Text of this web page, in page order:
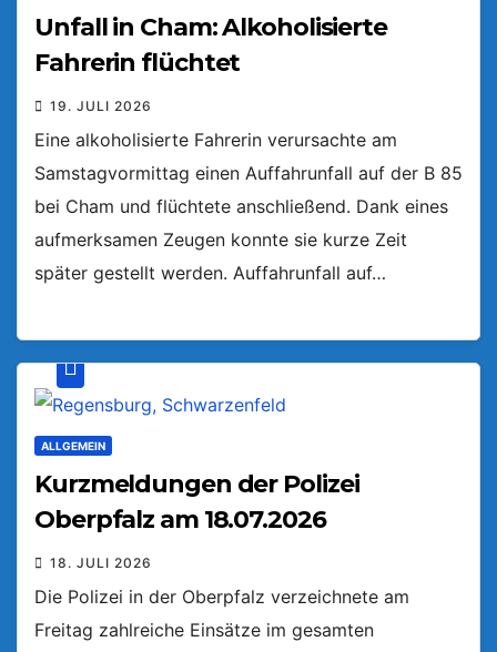
Unfall in Cham: Alkoholisierte
Fahrerin flüchtet
19. JULI 2026
Eine alkoholisierte Fahrerin verursachte am
Samstagvormittag einen Auffahrunfall auf der B 85
bei Cham und flüchtete anschließend. Dank eines
aufmerksamen Zeugen konnte sie kurze Zeit
später gestellt werden. Auffahrunfall auf…
ALLGEMEIN
Kurzmeldungen der Polizei
Oberpfalz am 18.07.2026
18. JULI 2026
Die Polizei in der Oberpfalz verzeichnete am
Freitag zahlreiche Einsätze im gesamten